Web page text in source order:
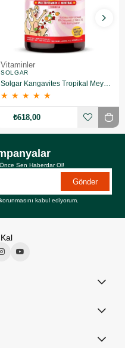
Vitaminler
SOLGAR
Solgar Kangavites Tropikal Meyve Aromalı 60 Tablet
★ ★ ★ ★ ★
₺618,00
Sen Haberdar Ol!
Gönder
korunmasını kabul ediyorum.